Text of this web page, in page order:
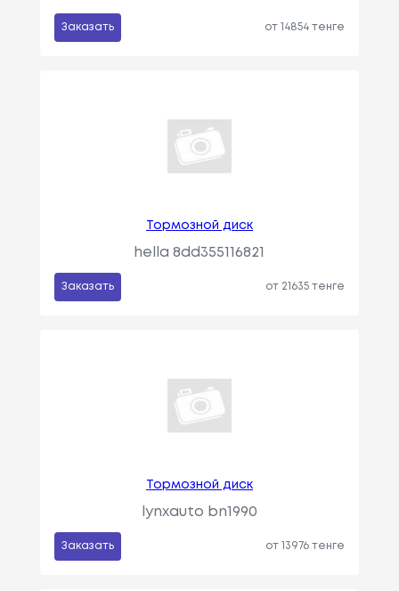
Заказать от 14854 тенге
Тормозной диск
hella 8dd355116821
Заказать от 21635 тенге
Тормозной диск
lynxauto bn1990
Заказать от 13976 тенге